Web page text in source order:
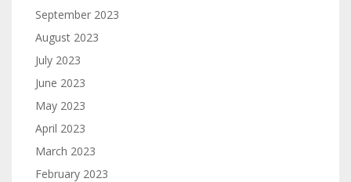
September 2023
August 2023
July 2023
June 2023
May 2023
April 2023
March 2023
February 2023